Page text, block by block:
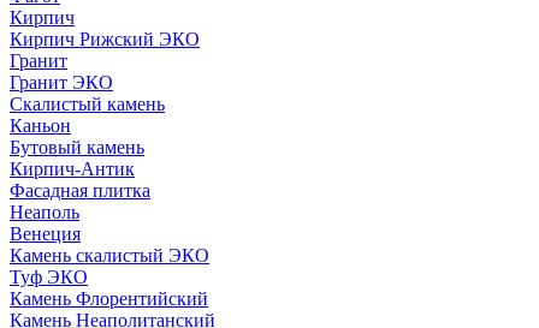
Кирпич
Кирпич Рижский ЭКО
Гранит
Гранит ЭКО
Скалистый камень
Каньон
Бутовый камень
Кирпич-Антик
Фасадная плитка
Неаполь
Венеция
Камень скалистый ЭКО
Туф ЭКО
Камень Флорентийский
Камень Неаполитанский